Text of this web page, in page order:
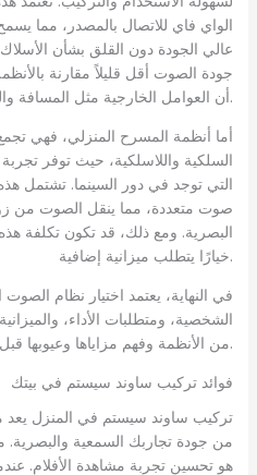
الواي فاي للاتصال بالمصدر، مما
عالي الجودة دون القلق بشأن
جودة الصوت أقل قليلاً مقارنة
أن العوامل الخارجية مثل المسافة والتداخل قد تؤثر على الأداء.
أما أنظمة المسرح المنزلي، فهي
السلكية واللاسلكية، حيث توفر
التي توجد في دور السينما. تشتمل
صوت متعددة، مما ينقل الصوت من
البصرية. ومع ذلك، قد تكون تكلفة
خيارًا يتطلب ميزانية إضافية.
في النهاية، يعتمد اختيار نظام
الشخصية، ومتطلبات الأداء،
من الأنظمة وفهم مزاياها وعيوبها قبل اتخاذ القرار النهائي.
فوائد تركيب ساوند سيستم في بيتك
تركيب ساوند سيستم في المنزل يعد
من جودة تجاربك السمعية والبصرية.
هو تحسين تجربة مشاهدة الأفلام.